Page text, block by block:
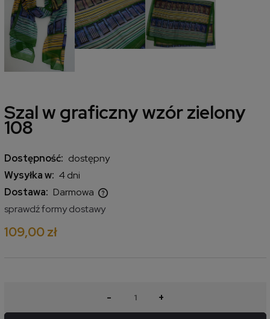
Szal w graficzny wzór zielony
108
Dostępność: dostępny
Wysyłka w: 4 dni
Dostawa: Darmowa
Cena nie zawiera ewentualnych kosztów płatności
sprawdź formy dostawy
109,00 zł
- +